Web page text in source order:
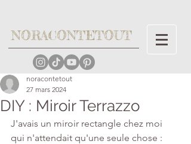
NORACONTETOUT
DIY : Miroir Terrazzo
noracontetout
27 mars 2024
J'avais un miroir rectangle chez moi
qui n'attendait qu'une seule chose :